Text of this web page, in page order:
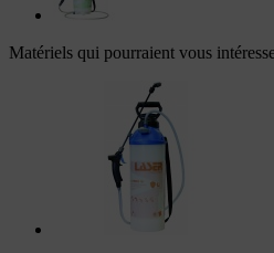
Matériels qui pourraient vous